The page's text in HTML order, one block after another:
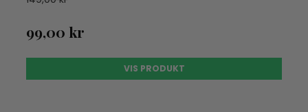
99,00 kr
VIS PRODUKT